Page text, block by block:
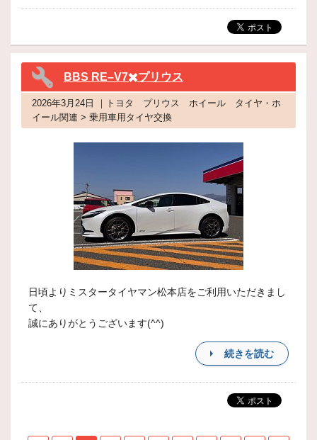
BBS RE–V7✖️プリウス
2026年3月24日 ｜トヨタ プリウス ホイール タイヤ・ホ
イール関連 > 乗用車用タイヤ交換
日頃よりミスタータイヤマン松本店をご利用いただきまし
て、
誠にありがとうございます(^^)
続きを読む